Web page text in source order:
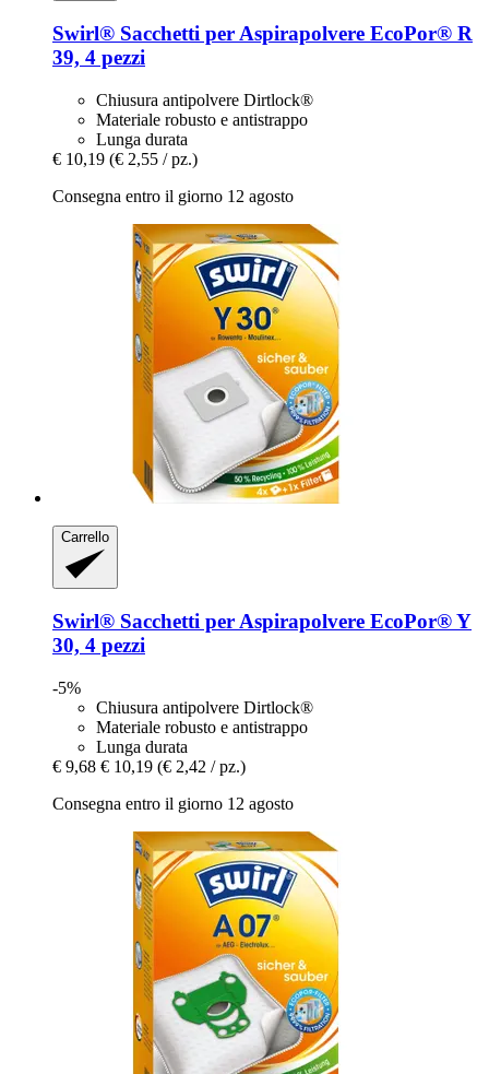
Swirl® Sacchetti per Aspirapolvere EcoPor® R
39, 4 pezzi
Chiusura antipolvere Dirtlock®
Materiale robusto e antistrappo
Lunga durata
€ 10,19 (€ 2,55 / pz.)
Consegna entro il giorno 12 agosto
Carrello
Swirl® Sacchetti per Aspirapolvere EcoPor® Y
30, 4 pezzi
-5%
Chiusura antipolvere Dirtlock®
Materiale robusto e antistrappo
Lunga durata
€ 9,68 € 10,19 (€ 2,42 / pz.)
Consegna entro il giorno 12 agosto